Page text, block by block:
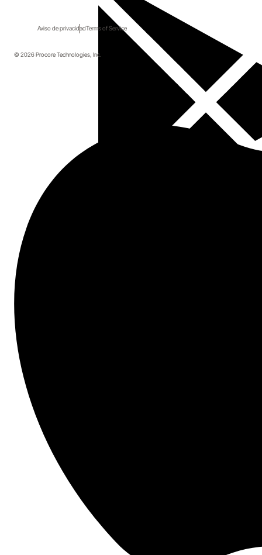
Aviso de privacidadTerms of Service
© 2026 Procore Technologies, Inc.